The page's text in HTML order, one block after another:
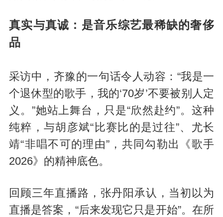
真实与真诚：是音乐综艺最稀缺的奢侈
品
采访中，齐豫的一句话令人动容：“我是一
个退休型的歌手，我的‘70岁’不要被别人定
义。”她站上舞台，只是“欣然赴约”。这种
纯粹，与胡彦斌“比赛比的是过往”、尤长
靖“非唱不可的理由”，共同勾勒出《歌手
2026》的精神底色。
回顾三年直播路，张丹阳承认，当初以为
直播是答案，“后来发现它只是开始”。在所